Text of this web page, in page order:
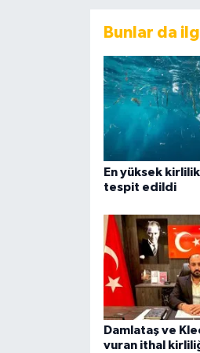
Bunlar da
En yüksek kirlilik
tespit edildi
Damlataş ve
vuran ithal